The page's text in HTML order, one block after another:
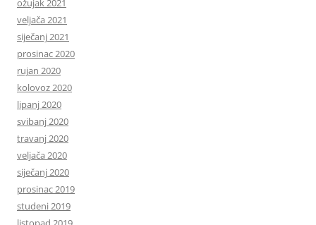
veljača 2021
siječanj 2021
prosinac 2020
rujan 2020
kolovoz 2020
lipanj 2020
svibanj 2020
travanj 2020
veljača 2020
siječanj 2020
prosinac 2019
studeni 2019